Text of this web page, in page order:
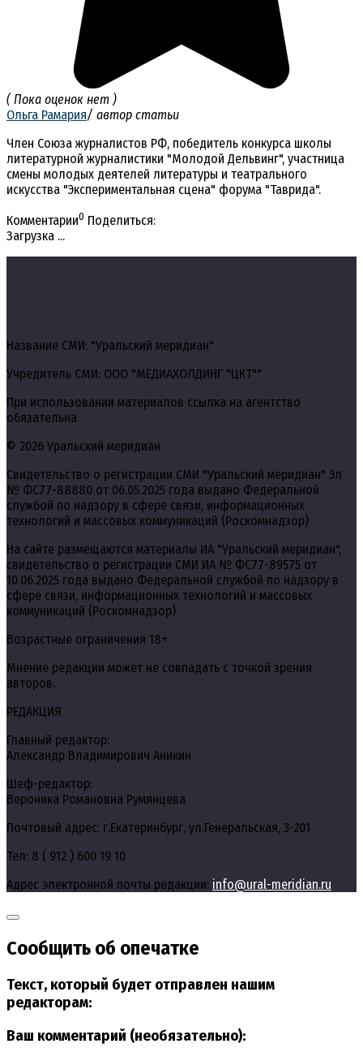
( Пока оценок нет )
Ольга Рамария/ автор статьи
Член Союза журналистов РФ, победитель конкурса школы
литературной журналистики "Молодой Дельвинг", участница
смены молодых деятелей литературы и театрального
искусства "Экспериментальная сцена" форума "Таврида".
Комментарии0 Поделиться:
Загрузка ...
Название СМИ: "Уральский меридиан"
Учредитель СМИ: ООО "МЕДИАХОЛДИНГ "ЦКТ""
При использовании материалов ссылка на агентство
обязательна
© 2026 Уральский меридиан
Свидетельство о регистрации СМИ "Уральский меридиан" Эл
№ ФС77-88880 от 06.05.2025 года выдано Федеральной
службой по надзору в сфере связи, информационных
технологий и массовых коммуникаций (Роскомнадзор)
На сайте размещаются материалы ИА "Уральский меридиан",
свидетельство о регистрации СМИ ИА № ФС77-89575 от
10.06.2025 года выдано Федеральной службой по надзору в
сфере связи, информационных технологий и массовых
коммуникаций (Роскомнадзор)
Возрастные ограничения 18+
Мнение редакции может не совпадать с точкой зрения
авторов.
РЕДАКЦИЯ
Главный редактор:
Александр Владимирович Аникин
Шеф-редактор:
Вероника Романовна Румянцева
Почтовый адрес: г.Екатеринбург, ул.Генеральская, 3-201
Тел: 8 ( 912 ) 600 19 10
Адрес электронной почты редакции: info@ural-meridian.ru
Сообщить об опечатке
Текст, который будет отправлен нашим
редакторам:
Ваш комментарий (необязательно):